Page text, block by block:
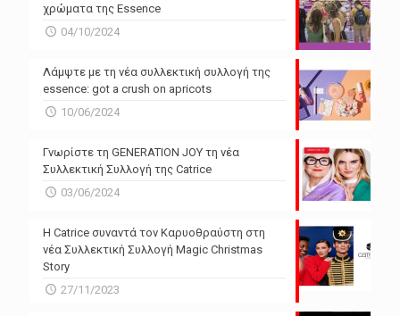
χρώματα της Essence
04/10/2024
Λάμψτε με τη νέα συλλεκτική συλλογή της
essence: got a crush on apricots
10/06/2024
Γνωρίστε τη GENERATION JOY τη νέα
Συλλεκτική Συλλογή της Catrice
03/06/2024
Η Catrice συναντά τον Καρυοθραύστη στη
νέα Συλλεκτική Συλλογή Magic Christmas
Story
27/11/2023